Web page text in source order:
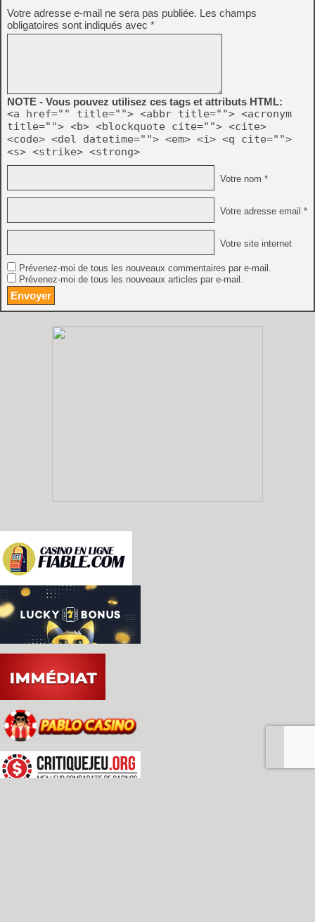
Votre adresse e-mail ne sera pas publiée. Les champs
obligatoires sont indiqués avec *
NOTE - Vous pouvez utilisez ces tags et attributs HTML:
<a href="" title=""> <abbr title=""> <acronym
title=""> <b> <blockquote cite=""> <cite>
<code> <del datetime=""> <em> <i> <q cite="">
<s> <strike> <strong>
Votre nom *
Votre adresse email *
Votre site internet
Prévenez-moi de tous les nouveaux commentaires par e-mail.
Prévenez-moi de tous les nouveaux articles par e-mail.